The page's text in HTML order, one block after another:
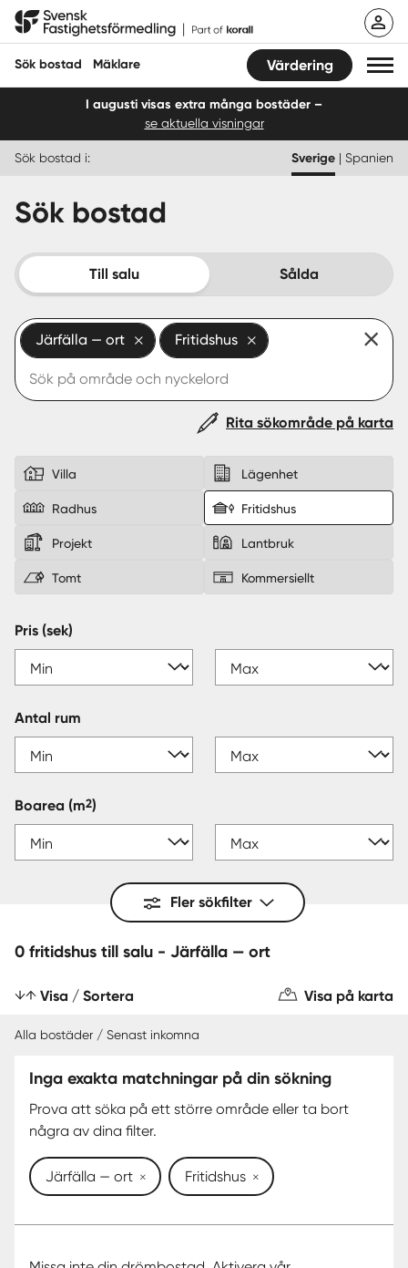
Hoppa
Svensk Fastighetsförmedling
Sök bostad Mäklare Värdering
Sälja
Köpa
Start
Logga in
I augusti visas extra många bostäder –
se aktuella visningar
Sök bostad i: Sverige | Spanien
Sök bostad
Till salu Sålda
Järfälla — ort Fritidshus
Rita sökområde på karta
Villa Lägenhet
Radhus Fritidshus
Projekt Lantbruk
Tomt Kommersiellt
Pris (sek)
Antal rum
Boarea (m2)
Fler sökfilter
0 fritidshus till salu - Järfälla — ort
Visa / Sortera Visa på karta
Alla bostäder / Senast inkomna
Inga exakta matchningar på din sökning
Prova att söka på ett större område eller ta bort
några av dina filter.
Järfälla — ort Fritidshus